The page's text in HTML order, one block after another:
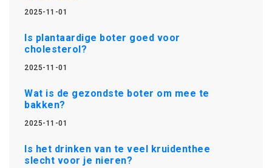
2025-11-01
Is plantaardige boter goed voor
cholesterol?
2025-11-01
Wat is de gezondste boter om mee te
bakken?
2025-11-01
Is het drinken van te veel kruidenthee
slecht voor je nieren?